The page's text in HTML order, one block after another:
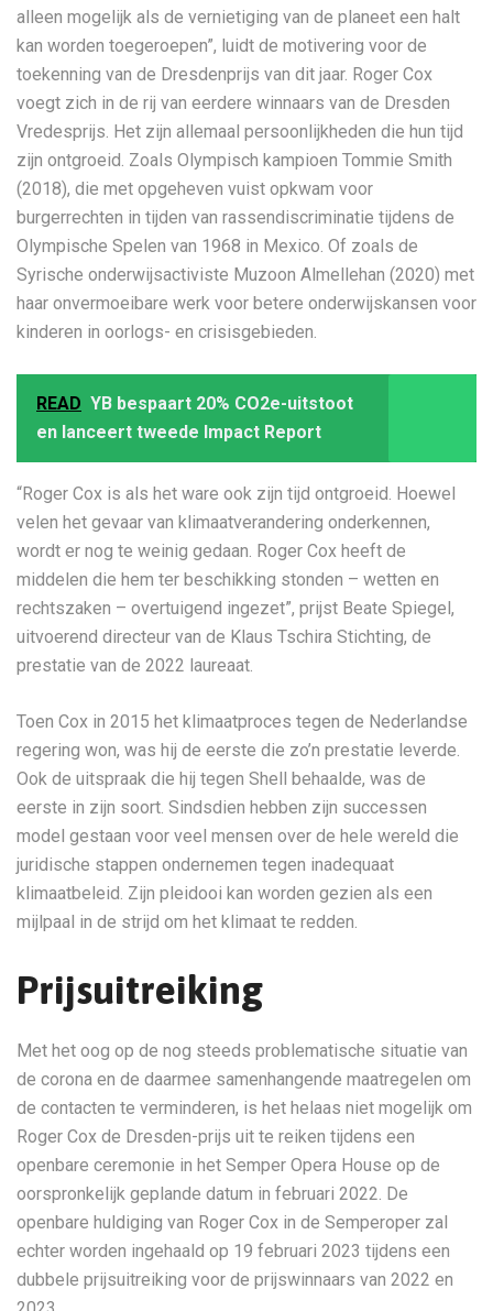
alleen mogelijk als de vernietiging van de planeet een halt
kan worden toegeroepen”, luidt de motivering voor de
toekenning van de Dresdenprijs van dit jaar. Roger Cox
voegt zich in de rij van eerdere winnaars van de Dresden
Vredesprijs. Het zijn allemaal persoonlijkheden die hun tijd
zijn ontgroeid. Zoals Olympisch kampioen Tommie Smith
(2018), die met opgeheven vuist opkwam voor
burgerrechten in tijden van rassendiscriminatie tijdens de
Olympische Spelen van 1968 in Mexico. Of zoals de
Syrische onderwijsactiviste Muzoon Almellehan (2020) met
haar onvermoeibare werk voor betere onderwijskansen voor
kinderen in oorlogs- en crisisgebieden.
READ YB bespaart 20% CO2e-uitstoot
en lanceert tweede Impact Report
“Roger Cox is als het ware ook zijn tijd ontgroeid. Hoewel
velen het gevaar van klimaatverandering onderkennen,
wordt er nog te weinig gedaan. Roger Cox heeft de
middelen die hem ter beschikking stonden – wetten en
rechtszaken – overtuigend ingezet”, prijst Beate Spiegel,
uitvoerend directeur van de Klaus Tschira Stichting, de
prestatie van de 2022 laureaat.
Toen Cox in 2015 het klimaatproces tegen de Nederlandse
regering won, was hij de eerste die zo’n prestatie leverde.
Ook de uitspraak die hij tegen Shell behaalde, was de
eerste in zijn soort. Sindsdien hebben zijn successen
model gestaan voor veel mensen over de hele wereld die
juridische stappen ondernemen tegen inadequaat
klimaatbeleid. Zijn pleidooi kan worden gezien als een
mijlpaal in de strijd om het klimaat te redden.
Prijsuitreiking
Met het oog op de nog steeds problematische situatie van
de corona en de daarmee samenhangende maatregelen om
de contacten te verminderen, is het helaas niet mogelijk om
Roger Cox de Dresden-prijs uit te reiken tijdens een
openbare ceremonie in het Semper Opera House op de
oorspronkelijk geplande datum in februari 2022. De
openbare huldiging van Roger Cox in de Semperoper zal
echter worden ingehaald op 19 februari 2023 tijdens een
dubbele prijsuitreiking voor de prijswinnaars van 2022 en